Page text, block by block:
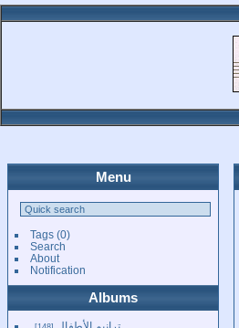
Menu
Tags(0)
Search
About
Notification
Albums
ترانيم الأطفال